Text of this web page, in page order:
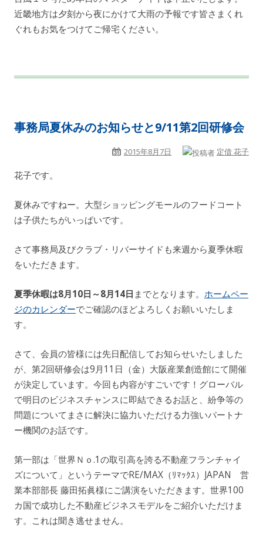
近畿地方は夕刻から夜にかけて大雨の予報です皆さまくれ
ぐれもお気をつけてご帰宅ください。
事務局夏休みのお知らせと9/11第2回研修会
2015年8月7日 定借 花子
花子です。
夏休みですねー。大型ショッピングモールのフードコート
は子供たちがいっぱいです。
さて事務局及びクラブ・リバーサイドも来週から夏季休暇
をいただきます。
夏季休暇は8月10日～8月14日 までとなります。 ホームペー
ジのカレンダーでご確認のほどよろしくお願いいたしま
す。
さて、会員の皆様には先日配信してお知らせいたしました
が、第2回研修会は9月11日（金）大阪産業創造館にて開催
が決定しています。今回も内容がすごいです！グローバル
で明日のビジネスチャンスに即結できるお話と、紛争等の
問題についてまさに解決に協力いただける力強いパートナ
ー機関のお話です。
第一部は「世界Ｎｏ.1の取引高を誇る不動産フランチャイ
ズについて」というテーマでRE/MAX（ﾘﾏｯｸｽ）JAPAN 営
業本部部長 藤田拓眞様にご講演をいただきます。世界100
カ国で成功した不動産ビジネスモデルをご紹介いただけま
す。これは聞き逃せません。